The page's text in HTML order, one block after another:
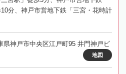
10分、神戸市営地下鉄「三宮・花時計
県神戸市中央区江戸町95 井門神戸ビ
地図